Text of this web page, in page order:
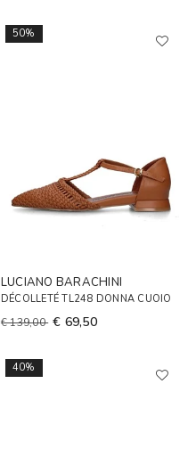
50%
LUCIANO BARACHINI
DÉCOLLETÉ TL248 DONNA CUOIO
€ 139,00 € 69,50
40%